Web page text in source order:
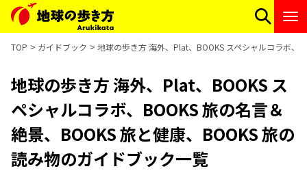
TOP ガイドブック 地球の歩き方 海外、Plat、BOOKS スペシャルコラボ、
地球の歩き方 海外、Plat、BOOKS ス
ペシャルコラボ、BOOKS 旅の名言＆
絶景、BOOKS 旅と健康、BOOKS 旅の
読み物のガイドブック一覧